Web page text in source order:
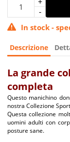
In stock -
Descrizione
La grande
completa
Questo manichino
nostra Collezione
Questa collezione
uomini adulti con
posture sane.